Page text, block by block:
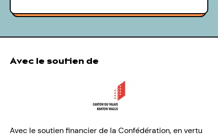
Avec le soutien de
Avec le soutien financier de la Confédération, en vertu